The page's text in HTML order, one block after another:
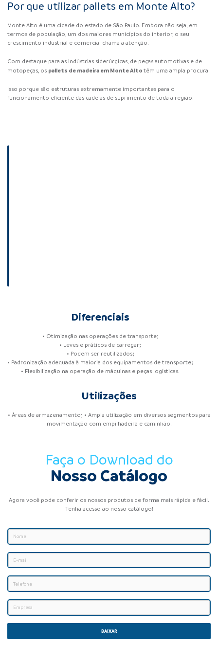
Por que utilizar pallets em Monte Alto?
Monte Alto é uma cidade do estado de São Paulo. Embora não seja, em
termos de população, um dos maiores municípios do interior, o seu
crescimento industrial e comercial chama a atenção.
Com destaque para as indústrias siderúrgicas, de peças automotivas e de
motopeças, os pallets de madeira em Monte Alto têm uma ampla procura.
Isso porque são estruturas extremamente importantes para o
funcionamento eficiente das cadeias de suprimento de toda a região.
Diferenciais
• Otimização nas operações de transporte;
• Leves e práticos de carregar;
• Podem ser reutilizados;
• Padronização adequada à maioria dos equipamentos de transporte;
• Flexibilização na operação de máquinas e peças logísticas.
Utilizações
• Áreas de armazenamento; • Ampla utilização em diversos segmentos para
movimentação com empilhadeira e caminhão.
Faça o Download do
Nosso Catálogo
Agora você pode conferir os nossos produtos de forma mais rápida e fácil.
Tenha acesso ao nosso catálogo!
BAIXAR